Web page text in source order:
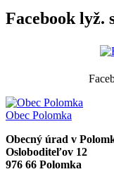
Facebook lyž.
Obec Polomka
Obecný úrad v
Osloboditeľov 12
976 66 Polomka